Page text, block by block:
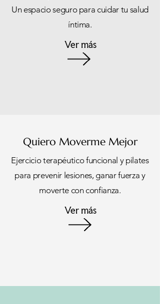
Un espacio seguro para cuidar tu salud
íntima.
Ver más
Quiero Moverme Mejor
Ejercicio terapéutico funcional y pilates
para prevenir lesiones, ganar fuerza y
moverte con confianza.
Ver más